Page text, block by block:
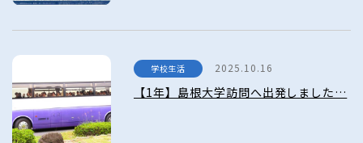
学校生活 2025.10.16
【1年】島根大学訪問へ出発しました…